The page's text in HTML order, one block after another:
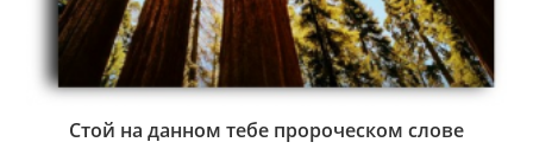
Стой на данном тебе пророческом слове